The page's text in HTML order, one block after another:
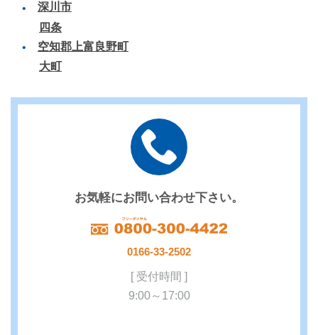
深川市
四条
空知郡上富良野町
大町
お気軽にお問い合わせ下さい。
0166-33-2502
[ 受付時間 ]
9:00～17:00